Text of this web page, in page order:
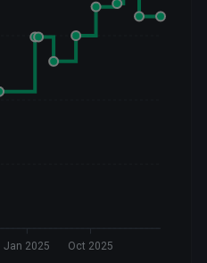
Jan 2025 Oct 2025